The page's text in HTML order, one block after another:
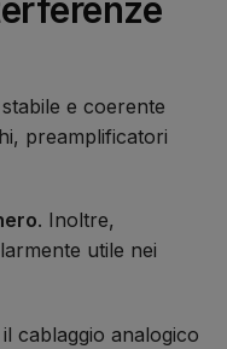
e coerente
preamplificatori
. Inoltre,
utile nei
cablaggio analogico